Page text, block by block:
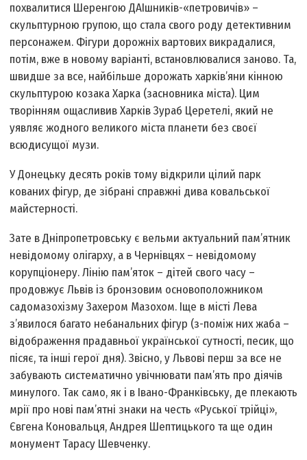
похвалитися Шеренгою ДАІшників-«петровичів» –
скульптурною групою, що стала свого роду детективним
персонажем. Фігури дорожніх вартових викрадалися,
потім, вже в новому варіанті, встановлювалися заново. Та,
швидше за все, найбільше дорожать харків’яни кінною
скульптурою козака Харка (засновника міста). Цим
творінням ощасливив Харків Зураб Церетелі, який не
уявляє жодного великого міста планети без своєї
всюдисущої музи.
У Донецьку десять років тому відкрили цілий парк
кованих фігур, де зібрані справжні дива ковальської
майстерності.
Зате в Дніпропетровську є вельми актуальний пам’ятник
невідомому олігарху, а в Чернівцях – невідомому
корупціонеру. Лінію пам’яток – дітей свого часу –
продовжує Львів із бронзовим основоположником
садомазохізму Захером Мазохом. Іще в місті Лева
з’явилося багато небанальних фігур (з-поміж них жаба –
відображення прадавньої української сутності, песик, що
пісяє, та інші герої дня). Звісно, у Львові перш за все не
забувають систематично увічнювати пам’ять про діячів
минулого. Так само, як і в Івано-Франківську, де плекають
мрії про нові пам’ятні знаки на честь «Руської трійці»,
Євгена Коновальця, Андрея Шептицького та ще один
монумент Тарасу Шевченку.